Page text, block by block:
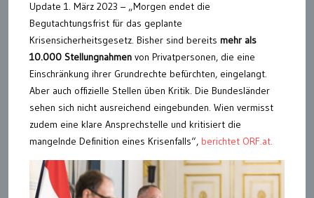
Update 1. März 2023 – „Morgen endet die
Begutachtungsfrist für das geplante
Krisensicherheitsgesetz. Bisher sind bereits mehr als
10.000 Stellungnahmen von Privatpersonen, die eine
Einschränkung ihrer Grundrechte befürchten, eingelangt.
Aber auch offizielle Stellen üben Kritik. Die Bundesländer
sehen sich nicht ausreichend eingebunden. Wien vermisst
zudem eine klare Ansprechstelle und kritisiert die
mangelnde Definition eines Krisenfalls“, berichtet ORF.at.